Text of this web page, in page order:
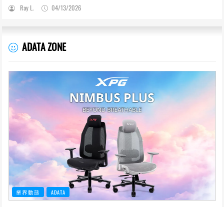
Ray L. 04/13/2026
ADATA ZONE
業界動態 ADATA